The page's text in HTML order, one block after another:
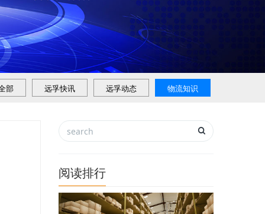
部 远孚快讯 远孚动态 物流知识
阅读排行